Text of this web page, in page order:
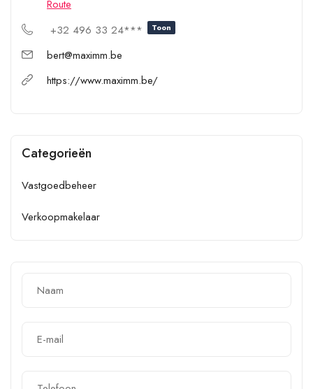
Route
+32 496 33 24***
Toon
bert@maximm.be
https://www.maximm.be/
Categorieën
Vastgoedbeheer
Verkoopmakelaar